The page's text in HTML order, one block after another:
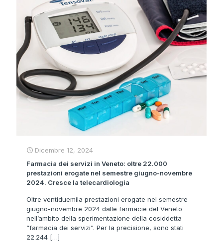
Dicembre 12, 2024
Farmacia dei servizi in Veneto: oltre 22.000
prestazioni erogate nel semestre giugno-novembre
2024. Cresce la telecardiologia
Oltre ventiduemila prestazioni erogate nel semestre
giugno-novembre 2024 dalle farmacie del Veneto
nell’ambito della sperimentazione della cosiddetta
“farmacia dei servizi”. Per la precisione, sono stati
22.244 […]